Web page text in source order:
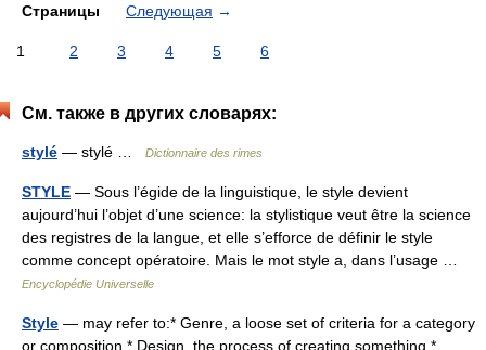
Страницы Следующая →
1 2 3 4 5 6
См. также в других словарях:
stylé — stylé … Dictionnaire des rimes
STYLE — Sous l’égide de la linguistique, le style devient
aujourd’hui l’objet d’une science: la stylistique veut être la science
des registres de la langue, et elle s’efforce de définir le style
comme concept opératoire. Mais le mot style a, dans l’usage …
Encyclopédie Universelle
Style — may refer to:* Genre, a loose set of criteria for a category
or composition * Design, the process of creating something *